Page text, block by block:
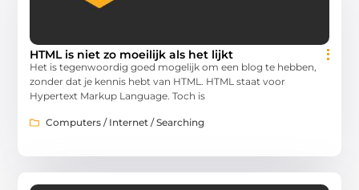
HTML is niet zo moeilijk als het lijkt
Het is tegenwoordig goed mogelijk om een blog te hebben,
zonder dat je kennis hebt van HTML. HTML staat voor
Hypertext Markup Language. Toch is
Computers / Internet / Searching